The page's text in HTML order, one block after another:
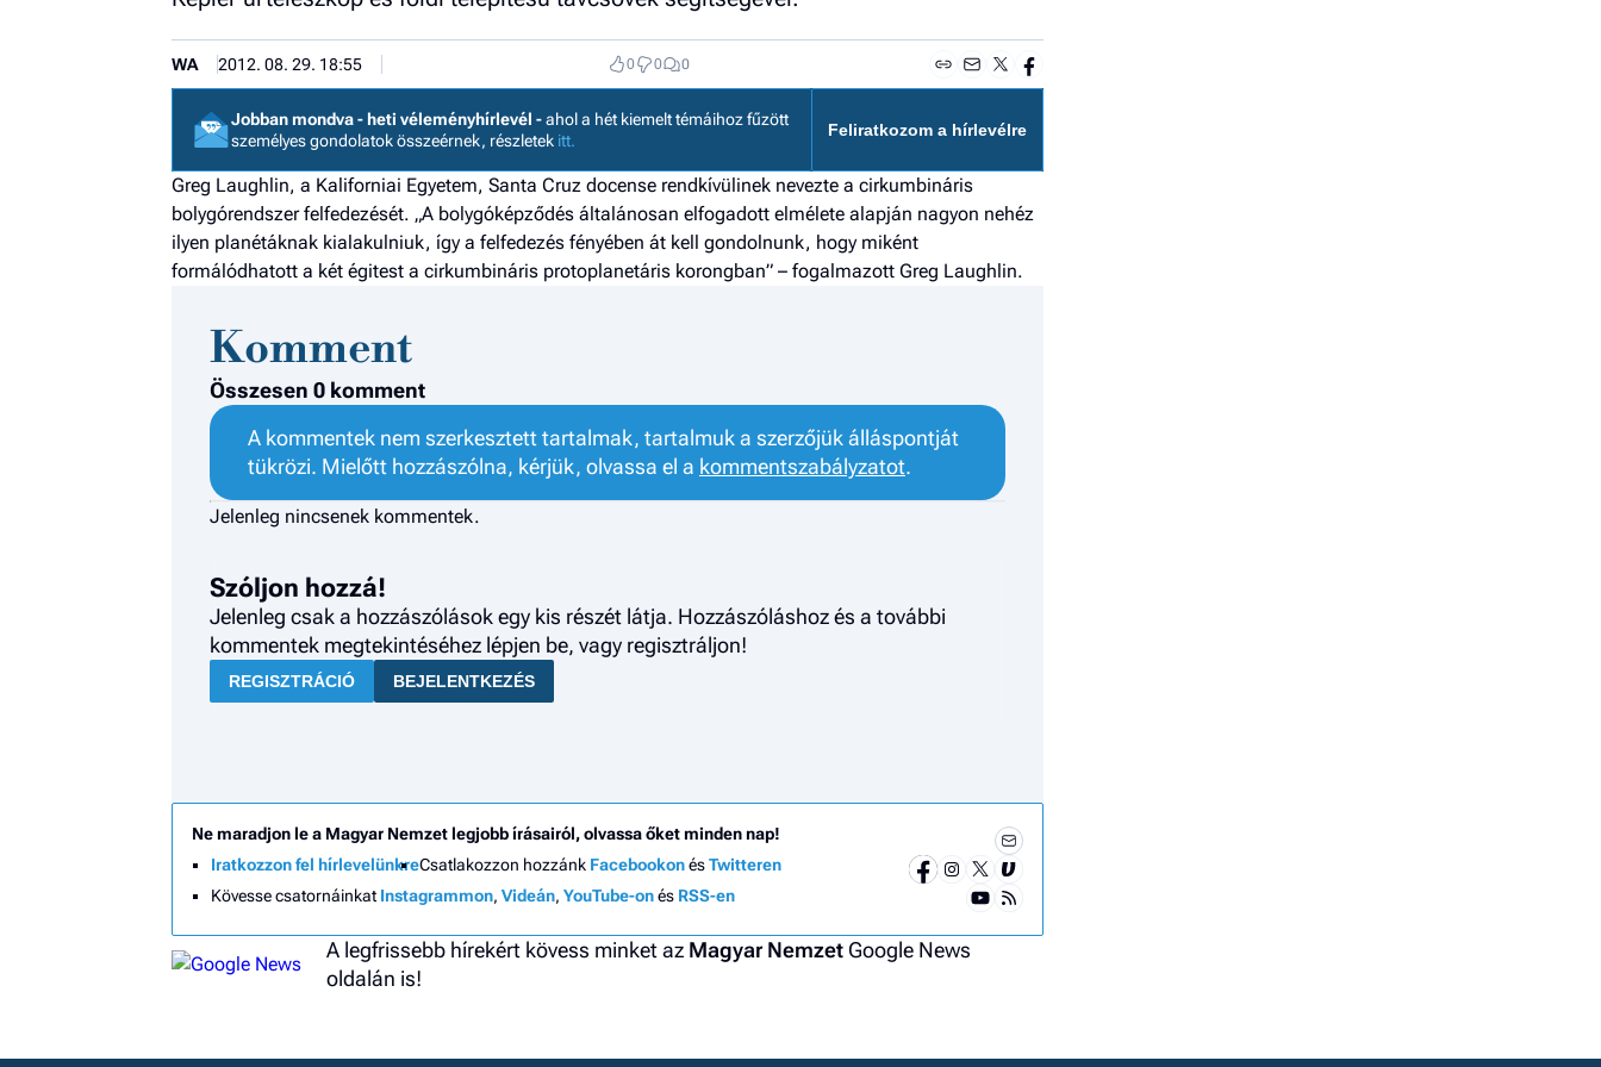
WA 2012. 08. 29. 18:55 0 0 0
Jobban mondva - heti véleményhírlevél -ahol a hét kiemelt témáihoz fűzött
személyes gondolatok összeérnek, részletek itt.
Feliratkozom a hírlevélre
Greg Laughlin, a Kaliforniai Egyetem, Santa Cruz docense rendkívülinek nevezte a cirkumbináris
bolygórendszer felfedezését. „A bolygóképződés általánosan elfogadott elmélete alapján nagyon nehéz
ilyen planétáknak kialakulniuk, így a felfedezés fényében át kell gondolnunk, hogy miként
formálódhatott a két égitest a cirkumbináris protoplanetáris korongban” – fogalmazott Greg Laughlin.
Komment
Összesen 0 komment
A kommentek nem szerkesztett tartalmak, tartalmuk a szerzőjük álláspontját
tükrözi. Mielőtt hozzászólna, kérjük, olvassa el a kommentszabályzatot.
Jelenleg nincsenek kommentek.
Szóljon hozzá!
Jelenleg csak a hozzászólások egy kis részét látja. Hozzászóláshoz és a további
kommentek megtekintéséhez lépjen be, vagy regisztráljon!
REGISZTRÁCIÓ BEJELENTKEZÉS
Ne maradjon le a Magyar Nemzet legjobb írásairól, olvassa őket minden nap!
Iratkozzon fel hírlevelünkreCsatlakozzon hozzánk FacebookonésTwitteren
Kövesse csatornáinkat Instagrammon, Videán, YouTube-onés RSS-en
A legfrissebb hírekért kövess minket az Magyar Nemzet Google News
oldalán is!